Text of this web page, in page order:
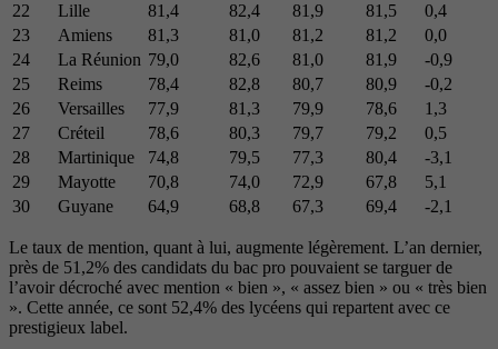
22
Lille 81,4 82,4 81,9 81,5
0,4
23
Amiens 81,3 81,0 81,2 81,2
0,0
24
La Réunion 79,0 82,6 81,0 81,9
-0,9
25
Reims 78,4 82,8 80,7 80,9
-0,2
26
Versailles 77,9 81,3 79,9 78,6
1,3
27
Créteil 78,6 80,3 79,7 79,2
0,5
28
Martinique 74,8 79,5 77,3 80,4
-3,1
29
Mayotte 70,8 74,0 72,9 67,8
5,1
30
Guyane 64,9 68,8 67,3 69,4 -2,1
Le taux de mention, quant à lui, augmente légèrement. L’an dernier,
près de 51,2% des candidats du bac pro pouvaient se targuer de
l’avoir décroché avec mention « bien », « assez bien » ou « très bien
». Cette année, ce sont 52,4% des lycéens qui repartent avec ce
prestigieux label.